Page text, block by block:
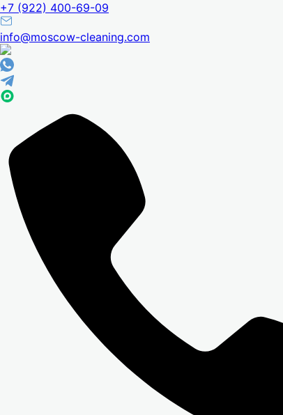
+7 (922) 400-69-09
info@moscow-cleaning.com